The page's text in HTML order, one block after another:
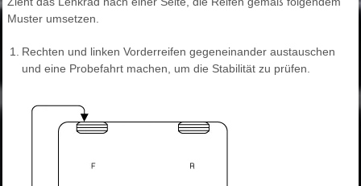
Muster umsetzen.
1.
Rechten und linken Vorderreifen gegeneinander austauschen
und eine Probefahrt machen, um die Stabilität zu prüfen.